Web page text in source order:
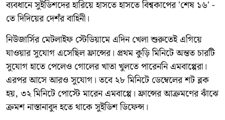
ব্যবধানে সুইডিশদের হারিয়ে হাসতে হাসতে বিশ্বকাপের 'শেষ ১৬' -
তে দিদিয়ের দেশঁর বাহিনী।
নিউজার্সির মেটলাইফ স্টেডিয়ামে এদিন খেলা শুরুতেই এগিয়ে
যাওয়ার সুযোগ এসেছিল ফ্রান্সের। প্রথম কুড়ি মিনিটে অন্তত চারটি
সুযোগ হাতে পেলেও গোলের খাতা খুলতে পারেননি এমবাপ্পেরা।
এরপর আসে আরও সুযোগ। তবে ২৮ মিনিটে ডেম্বেলের শট ব্লক
হয়, ৩২ মিনিটে পোস্টে মারেন এমবাপ্পে। ফ্রান্সের আক্রমণের ঝাঁঝে
ক্রমশ নাস্তানাবুদ হতে থাকে সুইডিশ ডিফেন্স।